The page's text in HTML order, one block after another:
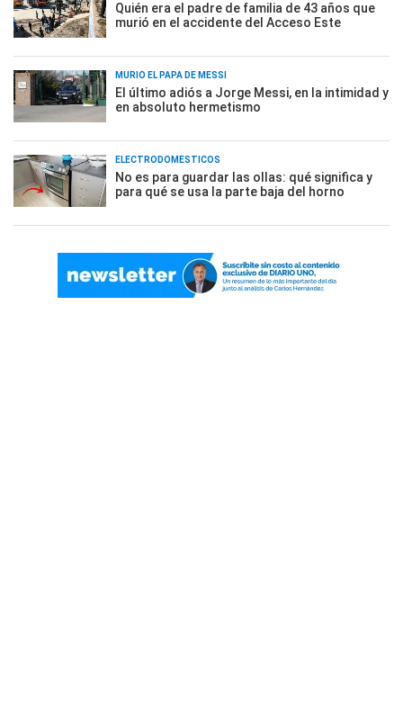
Quién era el padre de familia de 43 años que
murió en el accidente del Acceso Este
MURIÓ EL PAPÁ DE MESSI
El último adiós a Jorge Messi, en la intimidad y
en absoluto hermetismo
ELECTRODOMÉSTICOS
No es para guardar las ollas: qué significa y
para qué se usa la parte baja del horno